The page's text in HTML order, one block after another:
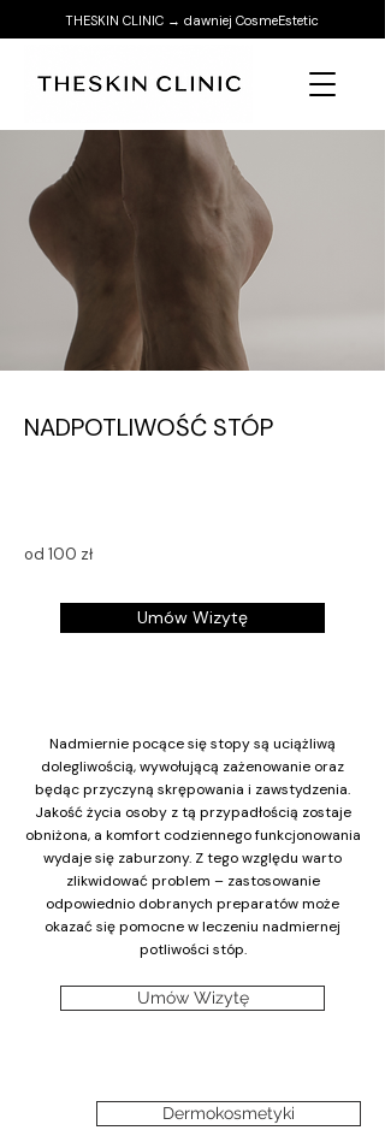
THESKIN CLINIC → dawniej CosmeEstetic
NADPOTLIWOŚĆ STÓP
od 100 zł
Umów Wizytę
Nadmiernie pocące się stopy są uciążliwą
dolegliwością, wywołującą zażenowanie oraz
będąc przyczyną skrępowania i zawstydzenia.
Jakość życia osoby z tą przypadłością zostaje
obniżona, a komfort codziennego funkcjonowania
wydaje się zaburzony. Z tego względu warto
zlikwidować problem – zastosowanie
odpowiednio dobranych preparatów może
okazać się pomocne w leczeniu nadmiernej
potliwości stóp.
Umów Wizytę
Dermokosmetyki